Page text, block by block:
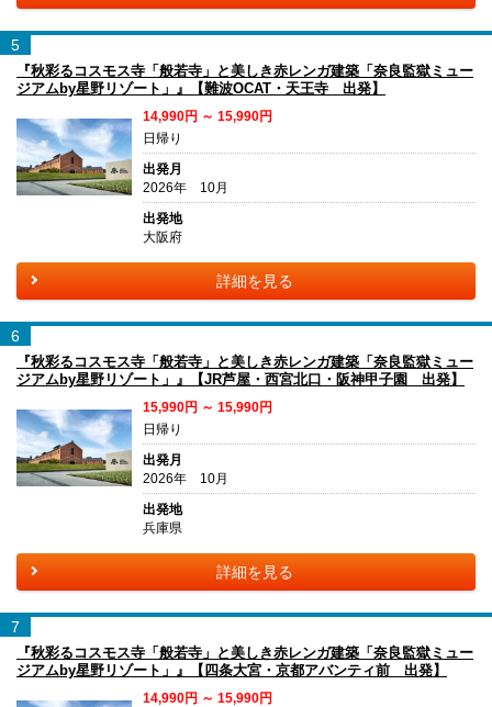
5
『秋彩るコスモス寺「般若寺」と美しき赤レンガ建築「奈良監獄ミュー
ジアムby星野リゾート」』【難波OCAT・天王寺 出発】
14,990円 ～ 15,990円
日帰り
出発月
2026年 10月
出発地
大阪府
詳細を見る
6
『秋彩るコスモス寺「般若寺」と美しき赤レンガ建築「奈良監獄ミュー
ジアムby星野リゾート」』【JR芦屋・西宮北口・阪神甲子園 出発】
15,990円 ～ 15,990円
日帰り
出発月
2026年 10月
出発地
兵庫県
詳細を見る
7
『秋彩るコスモス寺「般若寺」と美しき赤レンガ建築「奈良監獄ミュー
ジアムby星野リゾート」』【四条大宮・京都アバンティ前 出発】
14,990円 ～ 15,990円